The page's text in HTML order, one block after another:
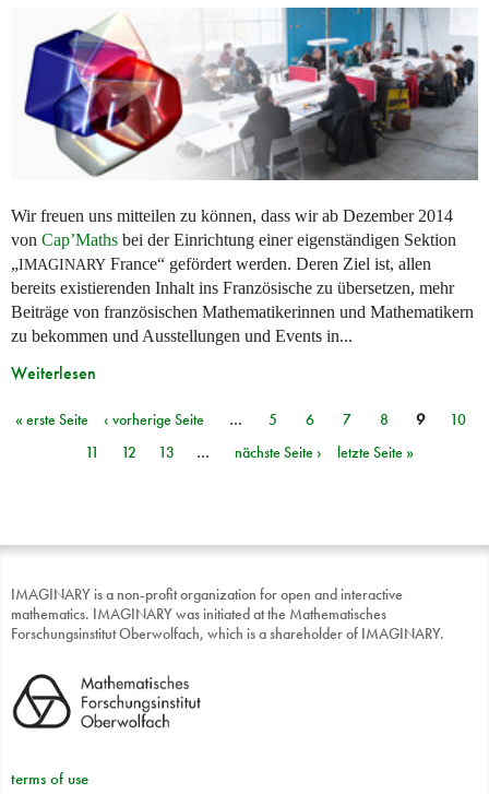
Wir freuen uns mitteilen zu können, dass wir ab Dezember 2014
von Cap’Maths bei der Einrichtung einer eigenständigen Sektion
„IMAGINARY France“ gefördert werden. Deren Ziel ist, allen
bereits existierenden Inhalt ins Französische zu übersetzen, mehr
Beiträge von französischen Mathematikerinnen und Mathematikern
zu bekommen und Ausstellungen und Events in...
Weiterlesen
Seiten
« erste Seite ‹ vorherige Seite … 5 6 7 8 9
10
11
12 13 … nächste Seite › letzte Seite »
IMAGINARY is a non-profit organization for open and interactive
mathematics. IMAGINARY was initiated at the Mathematisches
Forschungsinstitut Oberwolfach, which is a shareholder of IMAGINARY.
terms of use